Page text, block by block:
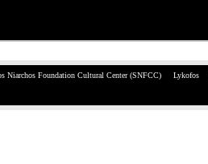
Niarchos Foundation Cultural Center (SNFCC) Lykofos